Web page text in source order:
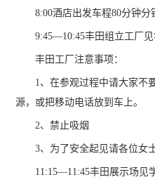
8:00酒店出发车程80分钟分
9:45—10:45丰田组立工厂见
丰田工厂注意事项：
1、在参观过程中请大家不
源，或把移动电话放到车上。
2、禁止吸烟
3、为了安全起见请各位女士
11:15—11:45丰田展示场见